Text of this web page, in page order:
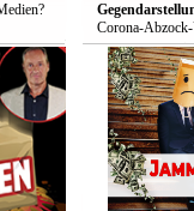
Corona-